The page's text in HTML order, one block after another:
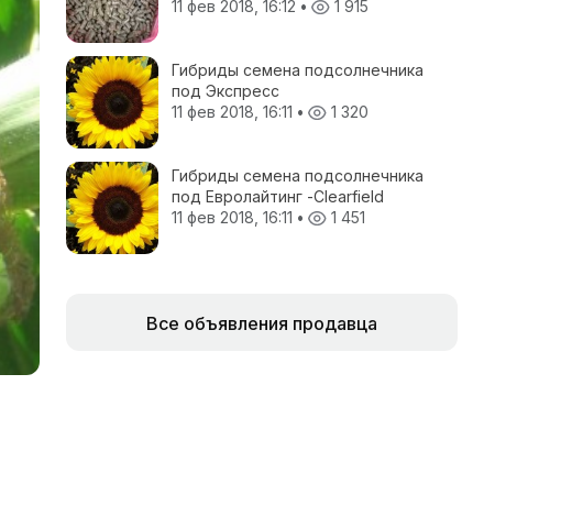
кормовой, отруби пшеничные, жом
11 фев 2018, 16:12 • 1 915
Гибриды семена подсолнечника
под Экспресс
11 фев 2018, 16:11 • 1 320
Гибриды семена подсолнечника
под Евролайтинг -Сlearfield
11 фев 2018, 16:11 • 1 451
Все объявления продавца